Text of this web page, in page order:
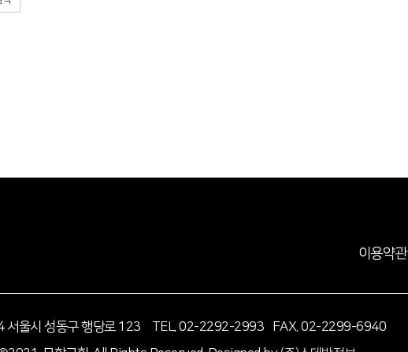
이용약관
서울시 성동구 행당로 123 TEL. 02-2292-2993 FAX. 02-2299-6940